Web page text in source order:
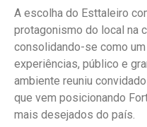
A escolha do Esttaleiro
protagonismo do local na
consolidando-se como
experiências, público e
ambiente reuniu
que vem posicionando
mais desejados do país.